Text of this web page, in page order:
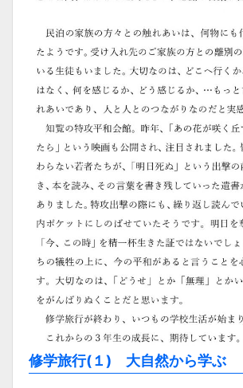
修学旅行(１) 大自然から学ぶ